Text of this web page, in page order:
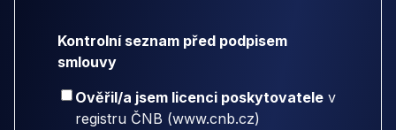
Kontrolní seznam před podpisem
smlouvy
Ověřil/a jsem licenci poskytovatele v
registru ČNB (www.cnb.cz)